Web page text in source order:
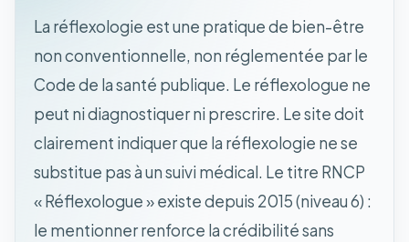
La réflexologie est une pratique de bien-être
non conventionnelle, non réglementée par le
Code de la santé publique. Le réflexologue ne
peut ni diagnostiquer ni prescrire. Le site doit
clairement indiquer que la réflexologie ne se
substitue pas à un suivi médical. Le titre RNCP
« Réflexologue » existe depuis 2015 (niveau 6) :
le mentionner renforce la crédibilité sans